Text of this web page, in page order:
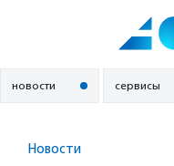
новости сервисы
Новости